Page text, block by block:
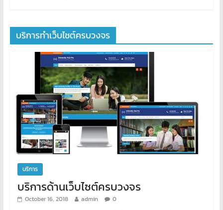
บริการทำเว็บไซต์ครบวงจร
บริการ
บริการด้านเว็บไซต์ครบวงจร
October 16, 2018 admin 0